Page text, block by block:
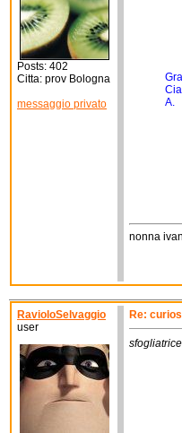
Posts: 402
Citta: prov Bologna
messaggio privato
A.
nonna
RavioloSelvaggio
user
Re: